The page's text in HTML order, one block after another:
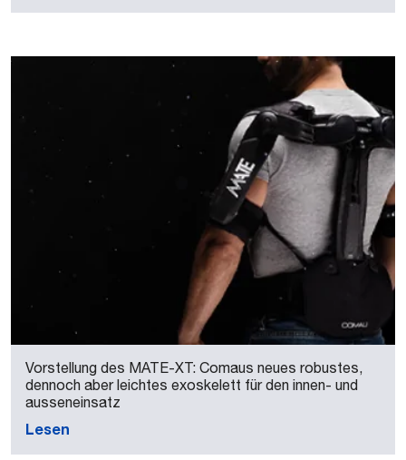
Vorstellung des MATE-XT: Comaus neues robustes,
dennoch aber leichtes exoskelett für den innen- und
ausseneinsatz
Lesen